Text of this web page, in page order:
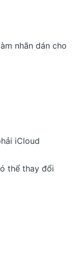
nhãn dán cho
iCloud
thể thay đổi